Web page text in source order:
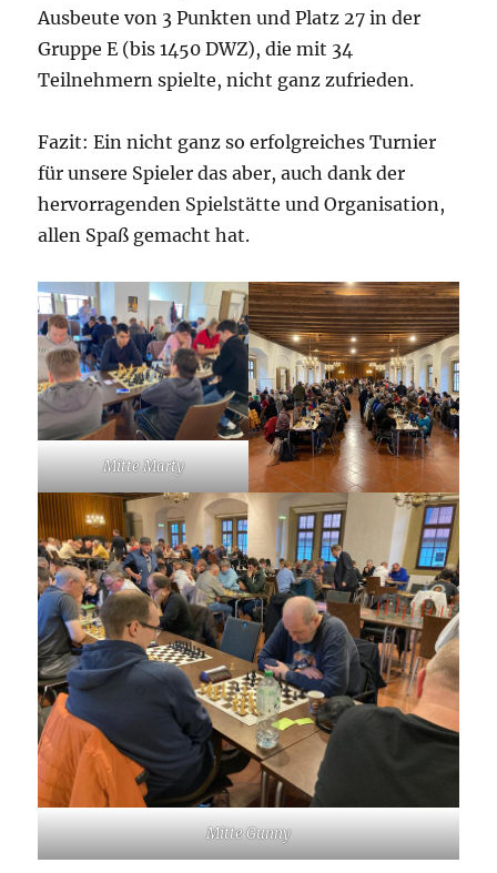
Ausbeute von 3 Punkten und Platz 27 in der
Gruppe E (bis 1450 DWZ), die mit 34
Teilnehmern spielte, nicht ganz zufrieden.
Fazit: Ein nicht ganz so erfolgreiches Turnier
für unsere Spieler das aber, auch dank der
hervorragenden Spielstätte und Organisation,
allen Spaß gemacht hat.
Mitte Marty
Mitte Gunny